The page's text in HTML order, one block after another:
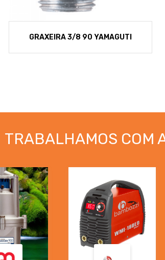
GRAXEIRA 3/8 90 YAMAGUTI
TRABALHAMOS COM